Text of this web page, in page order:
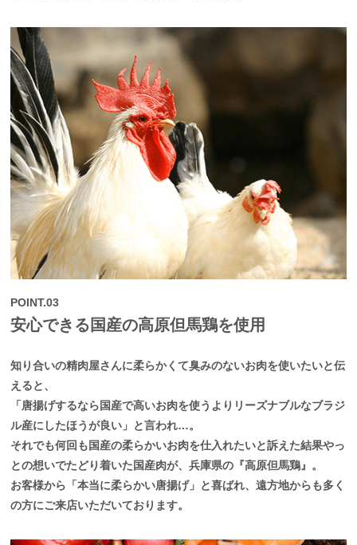
POINT.03
安心できる国産の高原但馬鶏を使用
知り合いの精肉屋さんに柔らかくて臭みのないお肉を使いたいと伝
えると、
「唐揚げするなら国産で高いお肉を使うよりリーズナブルなブラジ
ル産にしたほうが良い」と言われ…。
それでも何回も国産の柔らかいお肉を仕入れたいと訴えた結果やっ
との想いでたどり着いた国産肉が、兵庫県の『高原但馬鶏』。
お客様から「本当に柔らかい唐揚げ」と喜ばれ、遠方地からも多く
の方にご来店いただいております。